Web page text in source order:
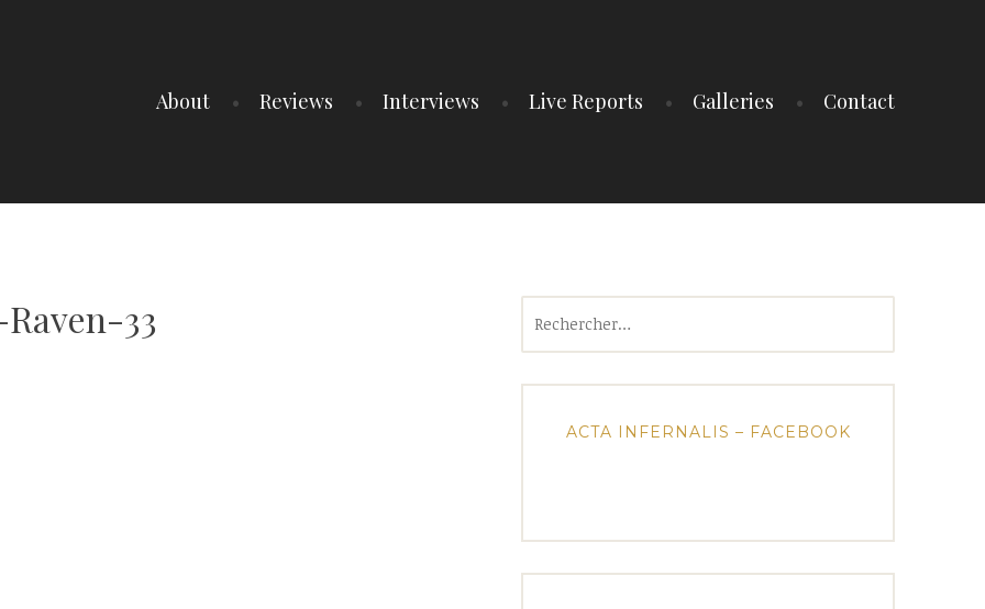
About Reviews Interviews Live Reports Galleries Contact
33
ACTA INFERNALIS – FACEBOOK